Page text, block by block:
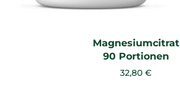
Magnesiumcitrat
90 Portionen
32,80 €